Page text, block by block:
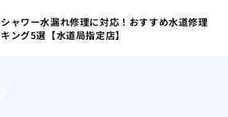
ャワー水漏れ修理に対応！おすすめ水道修理
ング5選【水道局指定店】